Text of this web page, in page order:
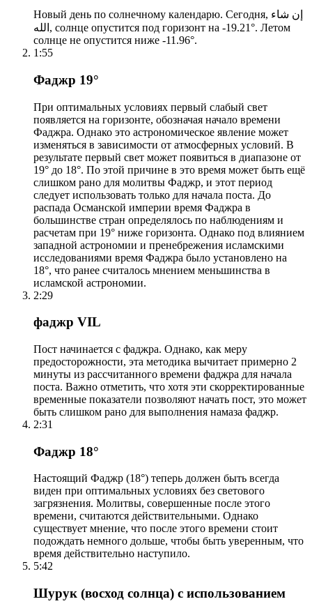
Новый день по солнечному календарю. Сегодня, إن شاء
الله, солнце опустится под горизонт на -19.21°. Летом
солнце не опустится ниже -11.96°.
1:55
Фаджр 19°
При оптимальных условиях первый слабый свет
появляется на горизонте, обозначая начало времени
Фаджра. Однако это астрономическое явление может
изменяться в зависимости от атмосферных условий. В
результате первый свет может появиться в диапазоне от
19° до 18°. По этой причине в это время может быть ещё
слишком рано для молитвы Фаджр, и этот период
следует использовать только для начала поста. До
распада Османской империи время Фаджра в
большинстве стран определялось по наблюдениям и
расчетам при 19° ниже горизонта. Однако под влиянием
западной астрономии и пренебрежения исламскими
исследованиями время Фаджра было установлено на
18°, что ранее считалось мнением меньшинства в
исламской астрономии.
2:29
фаджр VIL
Пост начинается с фаджра. Однако, как меру
предосторожности, эта методика вычитает примерно 2
минуты из рассчитанного времени фаджра для начала
поста. Важно отметить, что хотя эти скорректированные
временные показатели позволяют начать пост, это может
быть слишком рано для выполнения намаза фаджр.
2:31
Фаджр 18°
Настоящий Фаджр (18°) теперь должен быть всегда
виден при оптимальных условиях без светового
загрязнения. Молитвы, совершенные после этого
времени, считаются действительными. Однако
существует мнение, что после этого времени стоит
подождать немного дольше, чтобы быть уверенным, что
время действительно наступило.
5:42
Шурук (восход солнца) с использованием